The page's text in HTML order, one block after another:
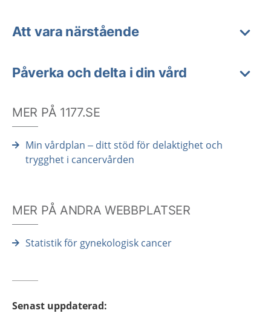
Att vara närstående
Påverka och delta i din vård
MER PÅ 1177.SE
Min vårdplan – ditt stöd för delaktighet och
trygghet i cancervården
MER PÅ ANDRA WEBBPLATSER
Statistik för gynekologisk cancer
Senast uppdaterad: